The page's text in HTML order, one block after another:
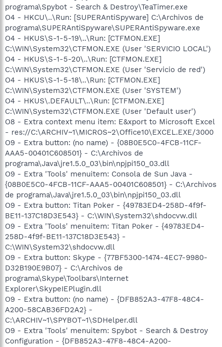
programa\Spybot - Search & Destroy\TeaTimer.exe
O4 - HKCU\..\Run: [SUPERAntiSpyware] C:\Archivos de
programa\SUPERAntiSpyware\SUPERAntiSpyware.exe
O4 - HKUS\S-1-5-19\..\Run: [CTFMON.EXE]
C:\WIN\System32\CTFMON.EXE (User 'SERVICIO LOCAL')
O4 - HKUS\S-1-5-20\..\Run: [CTFMON.EXE]
C:\WIN\System32\CTFMON.EXE (User 'Servicio de red')
O4 - HKUS\S-1-5-18\..\Run: [CTFMON.EXE]
C:\WIN\System32\CTFMON.EXE (User 'SYSTEM')
O4 - HKUS\.DEFAULT\..\Run: [CTFMON.EXE]
C:\WIN\System32\CTFMON.EXE (User 'Default user')
O8 - Extra context menu item: E&xport to Microsoft Excel
- res://C:\ARCHIV~1\MICROS~2\Office10\EXCEL.EXE/3000
O9 - Extra button: (no name) - {08B0E5C0-4FCB-11CF-
AAA5-00401C608501} - C:\Archivos de
programa\Java\jre1.5.0_03\bin\npjpi150_03.dll
O9 - Extra 'Tools' menuitem: Consola de Sun Java -
{08B0E5C0-4FCB-11CF-AAA5-00401C608501} - C:\Archivos
de programa\Java\jre1.5.0_03\bin\npjpi150_03.dll
O9 - Extra button: Titan Poker - {49783ED4-258D-4f9f-
BE11-137C18D3E543} - C:\WIN\System32\shdocvw.dll
O9 - Extra 'Tools' menuitem: Titan Poker - {49783ED4-
258D-4f9f-BE11-137C18D3E543} -
C:\WIN\System32\shdocvw.dll
O9 - Extra button: Skype - {77BF5300-1474-4EC7-9980-
D32B190E9B07} - C:\Archivos de
programa\Skype\Toolbars\Internet
Explorer\SkypeIEPlugin.dll
O9 - Extra button: (no name) - {DFB852A3-47F8-48C4-
A200-58CAB36FD2A2} -
C:\ARCHIV~1\SPYBOT~1\SDHelper.dll
O9 - Extra 'Tools' menuitem: Spybot - Search & Destroy
Configuration - {DFB852A3-47F8-48C4-A200-